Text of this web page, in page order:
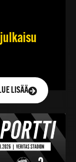
LUE LISÄÄ